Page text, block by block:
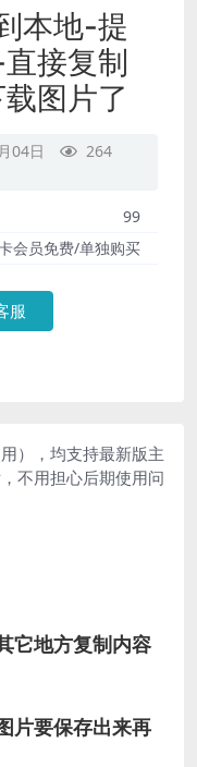
本地-提
接复制
图片了
04日
264
99
会员免费/单独购买
服
），均支持最新版主
不用担心后期使用问
它地方复制内容
片要保存出来再